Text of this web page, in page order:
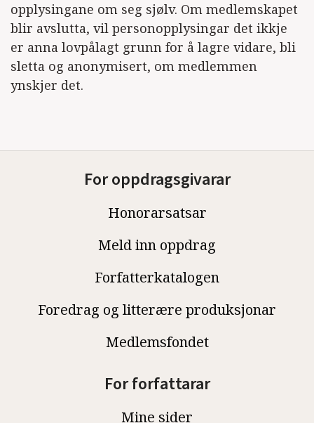
opplysingane om seg sjølv. Om medlemskapet
blir avslutta, vil personopplysingar det ikkje
er anna lovpålagt grunn for å lagre vidare, bli
sletta og anonymisert, om medlemmen
ynskjer det.
For oppdragsgivarar
Honorarsatsar
Meld inn oppdrag
Forfatterkatalogen
Foredrag og litterære produksjonar
Medlemsfondet
For forfattarar
Mine sider